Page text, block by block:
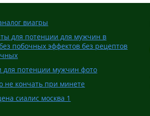
виагры
для потенции для мужчин в
побочных эффектов без рецептов
для потенции мужчин фото
не кончать при минете
сиалис москва 1